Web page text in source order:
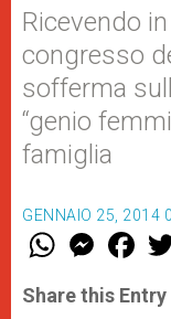
Ricevendo
congresso
sofferma
“genio
famiglia
GENNAIO 25, 2014
W
t
s
M
e
s
e
F
a
e
b
Share this Entry